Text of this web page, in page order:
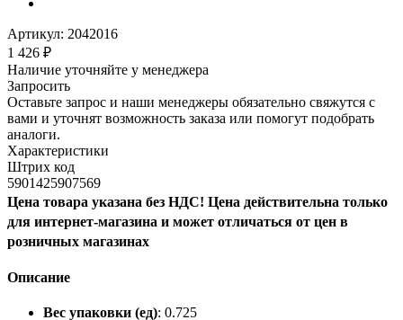
Артикул: 2042016
1 426 ₽
Наличие уточняйте у менеджера
Запросить
Оставьте запрос и наши менеджеры обязательно свяжутся с
вами и уточнят возможность заказа или помогут подобрать
аналоги.
Характеристики
Штрих код
5901425907569
Цена товара указана без НДС! Цена действительна только
для интернет-магазина и может отличаться от цен в
розничных магазинах
Описание
Вес упаковки (ед): 0.725